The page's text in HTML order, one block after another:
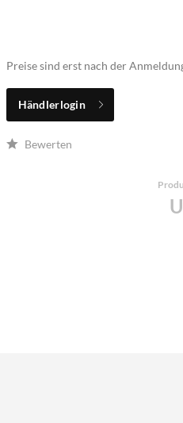
Preise sind erst nach der
Händlerlogin
Bewerten